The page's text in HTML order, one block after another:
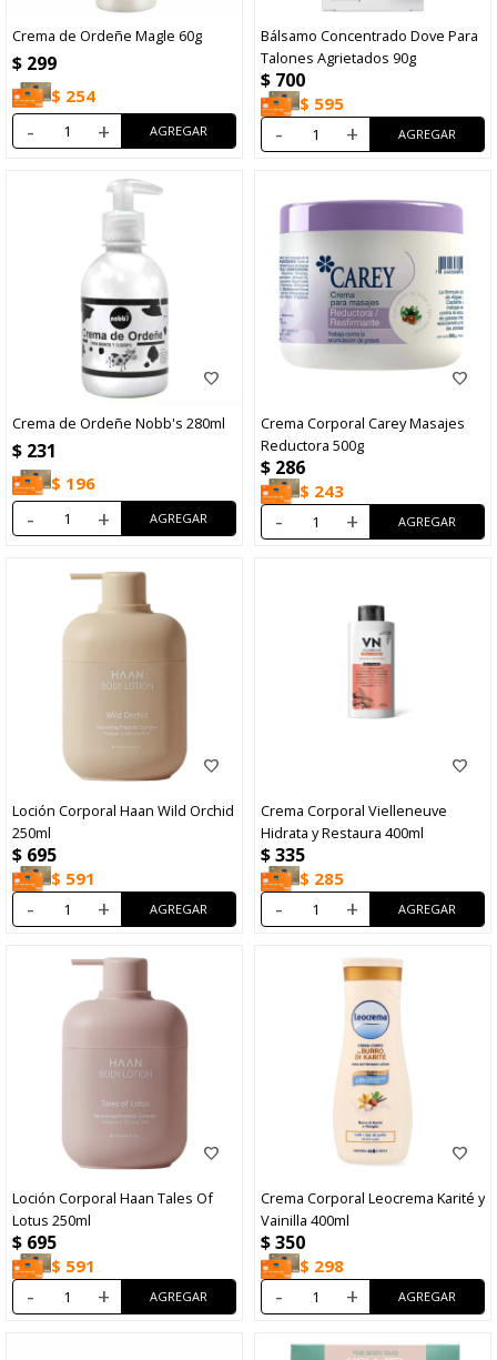
Crema de Ordeñe Magle 60g
$ 299
$ 254
- +
Bálsamo Concentrado Dove Para
Talones Agrietados 90g
$ 700
$ 595
- +
Crema de Ordeñe Nobb's 280ml
$ 231
$ 196
- +
Crema Corporal Carey Masajes
Reductora 500g
$ 286
$ 243
- +
Loción Corporal Haan Wild Orchid
250ml
$ 695
$ 591
- +
Crema Corporal Vielleneuve
Hidrata y Restaura 400ml
$335
$ 285
- +
Loción Corporal Haan Tales Of
Lotus 250ml
$ 695
$ 591
- +
Crema Corporal Leocrema Karité y
Vainilla 400ml
$350
$ 298
- +